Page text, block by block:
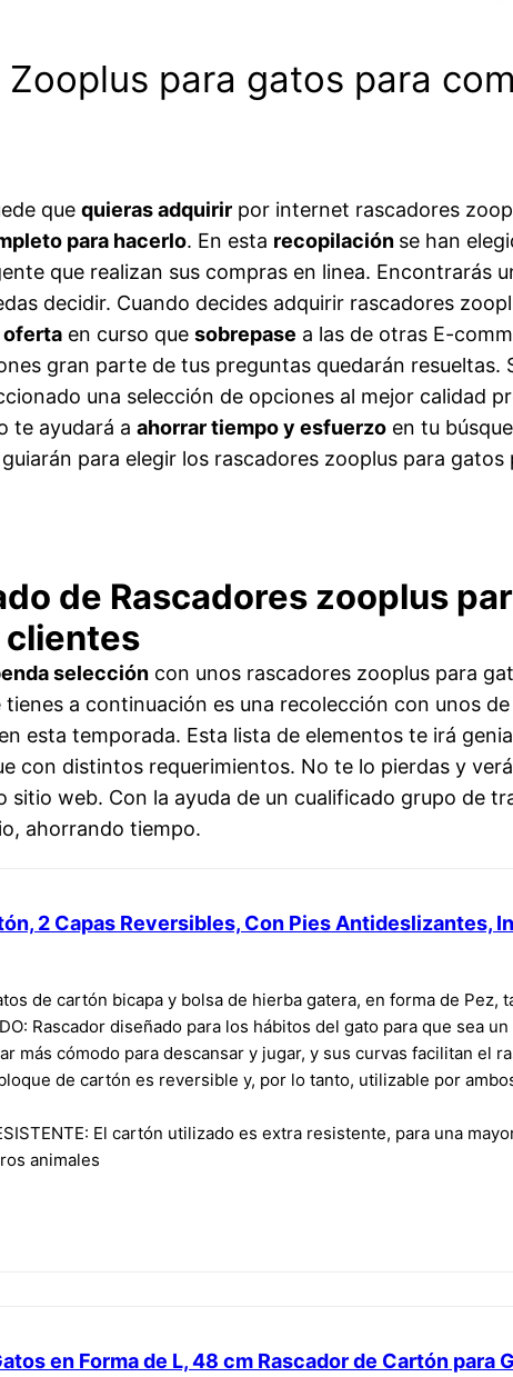
para gatos para
que quieras adquirir por internet rascadores
para hacerlo. En esta recopilación se han
que realizan sus compras en linea. Encontrarás
decidir. Cuando decides adquirir rascadores
oferta en curso que sobrepase a las de otras E-
gran parte de tus preguntas quedarán resueltas.
una selección de opciones al mejor calidad
te ayudará a ahorrar tiempo y esfuerzo en tu
para elegir los rascadores zooplus para
de Rascadores zooplus
clientes
selección con unos rascadores zooplus para
tienes a continuación es una recolección con unos
esta temporada. Esta lista de elementos te irá
con distintos requerimientos. No te lo pierdas y
sitio web. Con la ayuda de un cualificado grupo de
ahorrando tiempo.
2 Capas Reversibles, Con Pies Antideslizantes,
de cartón bicapa y bolsa de hierba gatera, en forma de Pez,
Rascador diseñado para los hábitos del gato para que sea
más cómodo para descansar y jugar, y sus curvas facilitan el
bloque de cartón es reversible y, por lo tanto, utilizable por
El cartón utilizado es extra resistente, para una
animales
en Forma de L, 48 cm Rascador de Cartón